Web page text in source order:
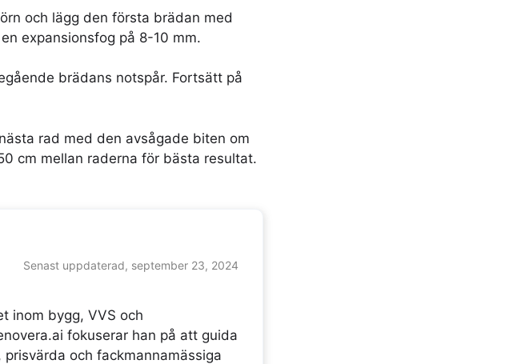
och lägg den första brädan med
expansionsfog på 8-10 mm.
brädans notspår. Fortsätt på
rad med den avsågade biten om
cm mellan raderna för bästa resultat.
Senast uppdaterad, september 23, 2024
inom bygg, VVS och
fokuserar han på att guida
och fackmannamässiga